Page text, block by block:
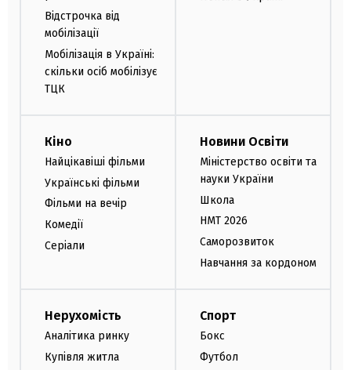
Відстрочка від
мобілізації
Мобілізація в Україні:
скільки осіб мобілізує
ТЦК
Кіно
Найцікавіші фільми
Українські фільми
Фільми на вечір
Комедії
Серіали
Новини Освіти
Міністерство освіти та
науки України
Школа
НМТ 2026
Саморозвиток
Навчання за кордоном
Нерухомість
Аналітика ринку
Купівля житла
Спорт
Бокс
Футбол